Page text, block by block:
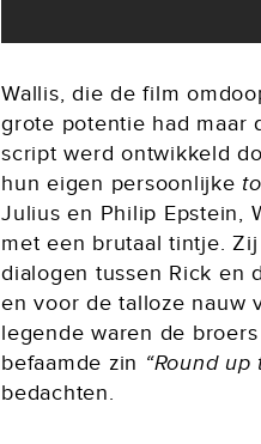
Wallis, die de film
grote potentie had maar
script werd ontwikkeld
hun eigen persoonlijke
Julius en Philip Epstein,
met een brutaal tintje.
dialogen tussen Rick en
en voor de talloze nauw
legende waren de
befaamde zin “Round
bedachten.